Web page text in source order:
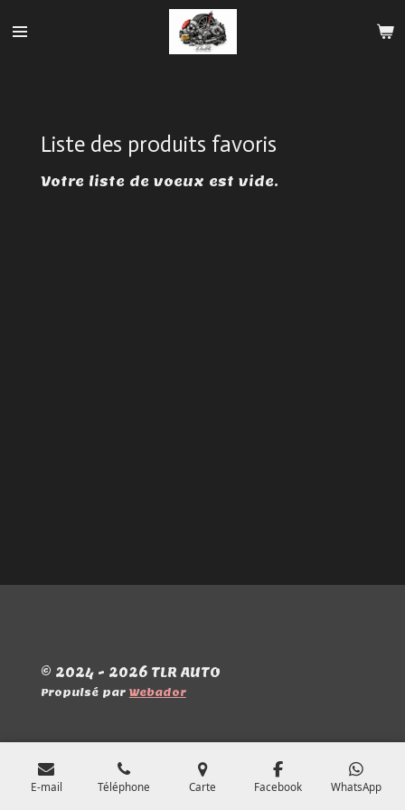
au
Liste des produits favoris
Votre liste de voeux est vide.
© 2024 - 2026 TLR AUTO
Propulsé par Webador
E-mail Téléphone Carte Facebook WhatsApp